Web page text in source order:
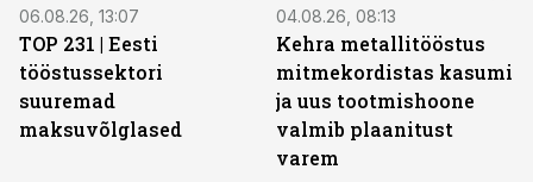
06.08.26, 13:07
TOP 231 | Eesti
tööstussektori
suuremad
maksuvõlglased
04.08.26, 08:13
Kehra metallitööstus
mitmekordistas kasumi
ja uus tootmishoone
valmib plaanitust
varem